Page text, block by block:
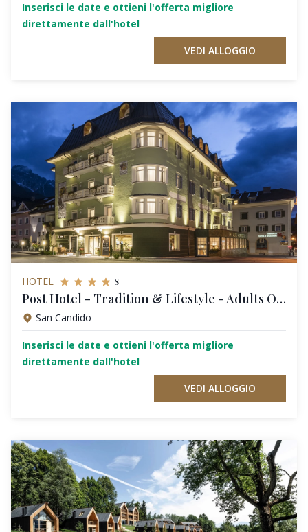
Inserisci le date e ottieni l'offerta migliore
direttamente dall'hotel
VEDI ALLOGGIO
HOTEL s
Post Hotel - Tradition & Lifestyle - Adults Only
San Candido
Inserisci le date e ottieni l'offerta migliore
direttamente dall'hotel
VEDI ALLOGGIO